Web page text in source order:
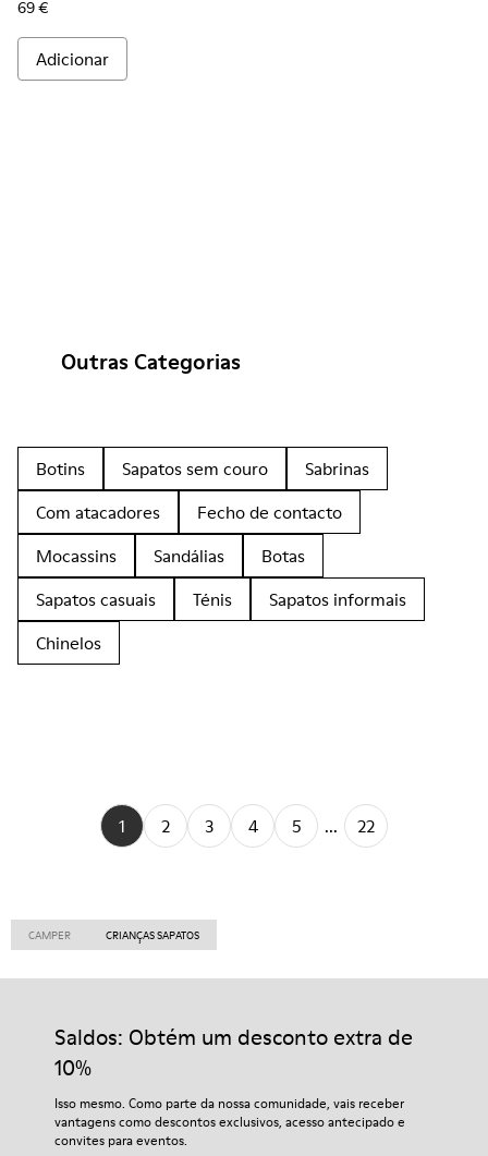
69 €
Adicionar
Outras Categorias
Botins Sapatos sem couro
Sabrinas
Com atacadores
Fecho de contacto
Mocassins
Sandálias
Botas
Sapatos casuais
Ténis
Sapatos informais
Chinelos
1 2 3 4 5 ... 22
CAMPER CRIANÇAS SAPATOS
Saldos: Obtém um desconto extra de
10%
Isso mesmo. Como parte da nossa comunidade, vais receber
vantagens como descontos exclusivos, acesso antecipado e
convites para eventos.